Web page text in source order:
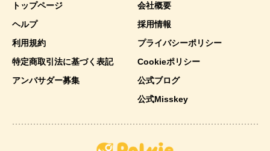
トップページ
会社概要
ヘルプ
採用情報
利用規約
プライバシーポリシー
特定商取引法に基づく表記
Cookieポリシー
アンバサダー募集
公式ブログ
公式Misskey